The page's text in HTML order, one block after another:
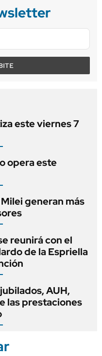
este viernes 7
opera este
generan más
reunirá con el
de la Espriella
AUH,
las prestaciones